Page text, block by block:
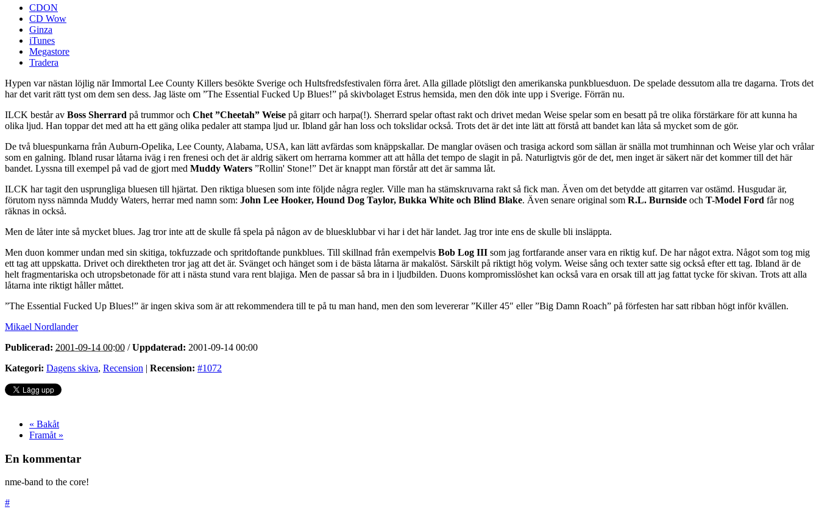
CDON
CD Wow
Ginza
iTunes
Megastore
Tradera
Hypen var nästan löjlig när Immortal Lee County Killers besökte Sverige och Hultsfredsfestivalen förra året. Alla gillade plötsligt den amerikanska punkbluesduon. De spelade dessutom alla tre dagarna. Trots det
har det varit rätt tyst om dem sen dess. Jag läste om ”The Essential Fucked Up Blues!” på skivbolaget Estrus hemsida, men den dök inte upp i Sverige. Förrän nu.
ILCK består av Boss Sherrard på trummor och Chet ”Cheetah” Weise på gitarr och harpa(!). Sherrard spelar oftast rakt och drivet medan Weise spelar som en besatt på tre olika förstärkare för att kunna ha
olika ljud. Han toppar det med att ha ett gäng olika pedaler att stampa ljud ur. Ibland går han loss och tokslidar också. Trots det är det inte lätt att förstå att bandet kan låta så mycket som de gör.
De två bluespunkarna från Auburn-Opelika, Lee County, Alabama, USA, kan lätt avfärdas som knäppskallar. De manglar oväsen och trasiga ackord som sällan är snälla mot trumhinnan och Weise ylar och vrålar
som en galning. Ibland rusar låtarna iväg i ren frenesi och det är aldrig säkert om herrarna kommer att att hålla det tempo de slagit in på. Naturligtvis gör de det, men inget är säkert när det kommer till det här
bandet. Lyssna till exempel på vad de gjort med Muddy Waters ”Rollin' Stone!” Det är knappt man förstår att det är samma låt.
ILCK har tagit den usprungliga bluesen till hjärtat. Den riktiga bluesen som inte följde några regler. Ville man ha stämskruvarna rakt så fick man. Även om det betydde att gitarren var ostämd. Husgudar är,
förutom nyss nämnda Muddy Waters, herrar med namn som: John Lee Hooker, Hound Dog Taylor, Bukka White och Blind Blake. Även senare original som R.L. Burnside och T-Model Ford får nog
räknas in också.
Men de låter inte så mycket blues. Jag tror inte att de skulle få spela på någon av de bluesklubbar vi har i det här landet. Jag tror inte ens de skulle bli insläppta.
Men duon kommer undan med sin skitiga, tokfuzzade och spritdoftande punkblues. Till skillnad från exempelvis Bob Log III som jag fortfarande anser vara en riktig kuf. De har något extra. Något som tog mig
ett tag att uppskatta. Drivet och direktheten tror jag att det är. Svänget och hänget som i de bästa låtarna är makalöst. Särskilt på riktigt hög volym. Weise sång och texter satte sig också efter ett tag. Ibland är de
helt fragmentariska och utropsbetonade för att i nästa stund vara rent blajiga. Men de passar så bra in i ljudbilden. Duons kompromisslöshet kan också vara en orsak till att jag fattat tycke för skivan. Trots att alla
låtarna inte riktigt håller måttet.
”The Essential Fucked Up Blues!” är ingen skiva som är att rekommendera till te på tu man hand, men den som levererar ”Killer 45″ eller ”Big Damn Roach” på förfesten har satt ribban högt inför kvällen.
Mikael Nordlander
Publicerad: 2001-09-14 00:00 /Uppdaterad: 2001-09-14 00:00
Kategori: Dagens skiva, Recension | Recension: #1072
« Bakåt
Framåt »
En kommentar
nme-band to the core!
#